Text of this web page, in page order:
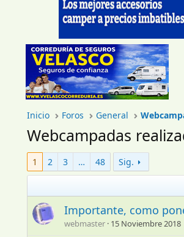
Inicio Foros General
Webcampadas
1 2 3 … 48 Sig.
Importante, como
webmaster 15 Noviembre 2018